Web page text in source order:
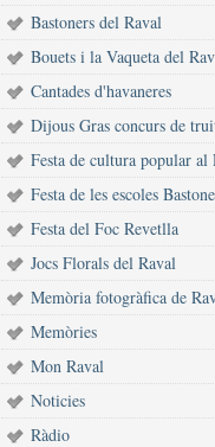
Bastoners del Raval
Bouets i la Vaqueta del
Cantades d'havaneres
Dijous Gras concurs de
Festa de cultura popular al
Festa de les escoles
Festa del Foc Revetlla
Jocs Florals del Raval
Memòria fotogràfica de
Memòries
Mon Raval
Noticies
Ràdio